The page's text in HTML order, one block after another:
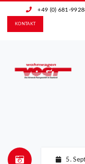
+49 (0) 681-
KONTAKT
5.